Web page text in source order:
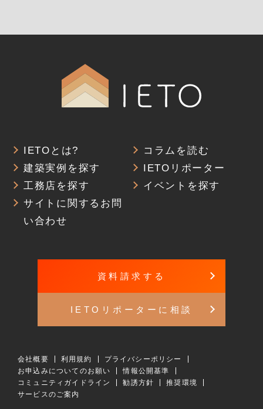
IETOとは?
コラムを読む
建築実例を探す
IETOリポーター
工務店を探す
イベントを探す
サイトに関するお問
い合わせ
資料請求する
IETOリポーターに相談
会社概要 利用規約
プライバシーポリシー
お申込みについてのお願い
情報公開基準
コミュニティガイドライン
勧誘方針
推奨環境
サービスのご案内